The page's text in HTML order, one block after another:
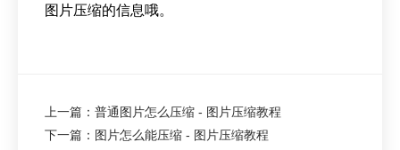
图片压缩的信息哦。
上一篇：普通图片怎么压缩 - 图片压缩教程
下一篇：图片怎么能压缩 - 图片压缩教程